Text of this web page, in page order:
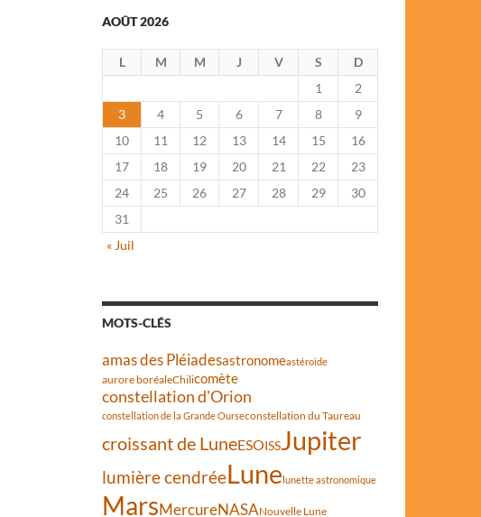
AOÛT 2026
L M M J V S
D
1
2
3
4 5 6 7 8
9
10
11 12 13 14 15
16
17
18 19 20 21 22
23
24
25 26 27 28 29
30
31
« Juil
MOTS-CLÉS
amas des Pléiadesastronomeastéroïde
aurore boréaleChilicomète
constellation d'Orion
constellation de la Grande Ourseconstellation du Taureau
croissant de LuneESOISSJupiter
lumière cendréeLunelunette astronomique
MarsMercureNASANouvelle Lune